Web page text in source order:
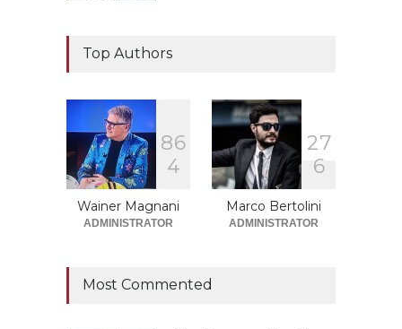
Sono solo sette le
squadre che sono state
promosse la stagione
successiva alla
retrocessione
Top Authors
86
4
Wainer Magnani
ADMINISTRATOR
27
6
Marco Bertolini
ADMINISTRATOR
Most Commented